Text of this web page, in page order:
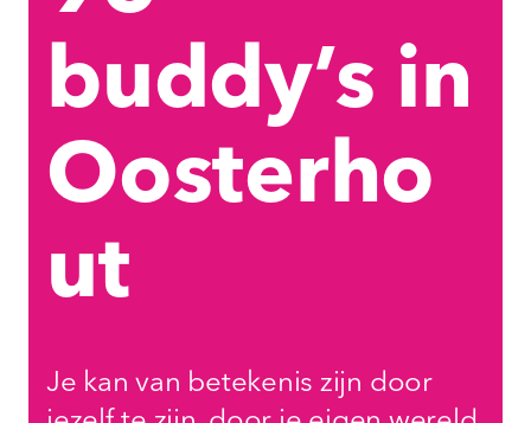
buddy’s in
Oosterho
ut
Je kan van betekenis zijn door